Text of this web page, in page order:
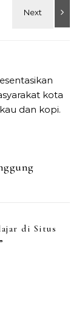
di Situs
”